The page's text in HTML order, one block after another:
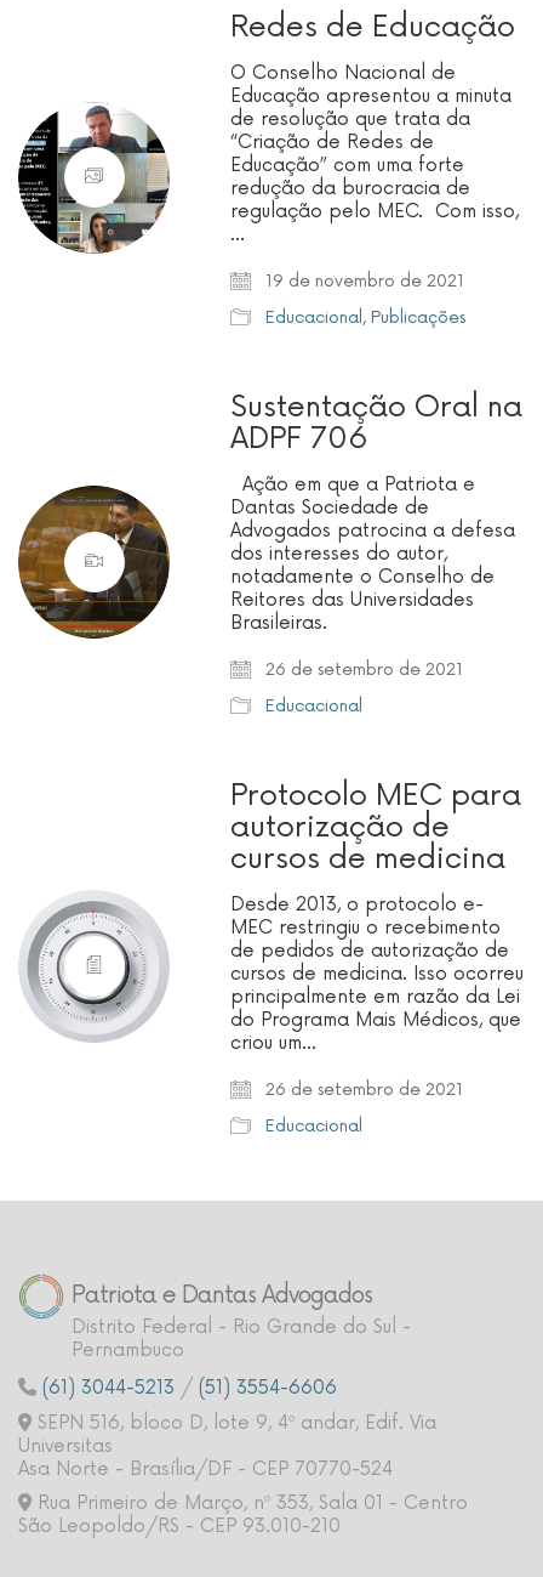
Redes de Educação
O Conselho Nacional de
Educação apresentou a minuta
de resolução que trata da
“Criação de Redes de
Educação” com uma forte
redução da burocracia de
regulação pelo MEC. Com isso,
…
19 de novembro de 2021
Educacional ,Publicações
Sustentação Oral na
ADPF 706
Ação em que a Patriota e
Dantas Sociedade de
Advogados patrocina a defesa
dos interesses do autor,
notadamente o Conselho de
Reitores das Universidades
Brasileiras.
26 de setembro de 2021
Educacional
Protocolo MEC para
autorização de
cursos de medicina
Desde 2013, o protocolo e-
MEC restringiu o recebimento
de pedidos de autorização de
cursos de medicina. Isso ocorreu
principalmente em razão da Lei
do Programa Mais Médicos, que
criou um…
26 de setembro de 2021
Educacional
Patriota e Dantas Advogados
Distrito Federal - Rio Grande do Sul -
Pernambuco
(61) 3044-5213 / (51) 3554-6606
SEPN 516, bloco D, lote 9, 4º andar, Edif. Via
Universitas
Asa Norte - Brasília/DF - CEP 70770-524
Rua Primeiro de Março, nº 353, Sala 01 - Centro
São Leopoldo/RS - CEP 93.010-210